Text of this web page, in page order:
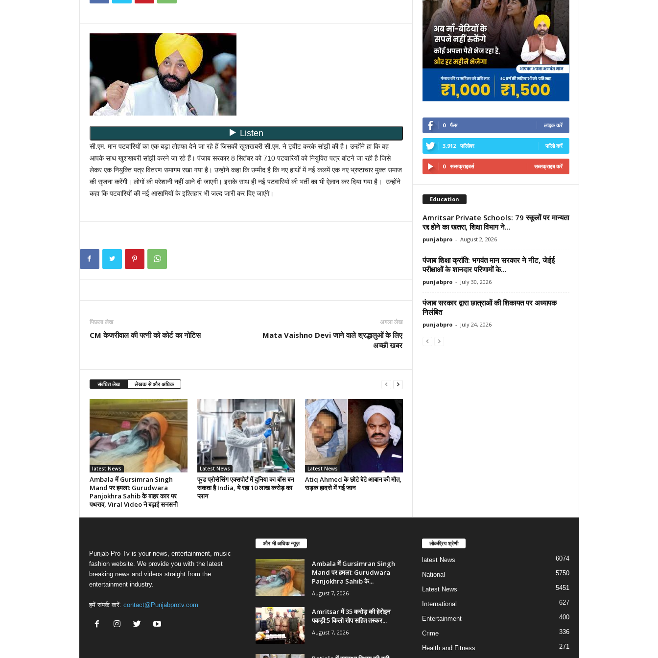
सी.एम. मान पटवारियों का एक बड़ा तोहफा देने जा रहे हैं जिसकी खुशखबरी सी.एम. ने ट्वीट करके सांझी की है। उन्होंने हा कि वह
आपके साथ खुशखबरी सांझी करने जा रहे हैं। पंजाब सरकार 8 सितंबर को 710 पटवारियों को नियुक्ति पत्र बांटने जा रही है जिसे
लेकर एक नियुक्ति पत्र वितरण समागम रखा गया है। उन्होंने कहा कि उम्मीद है कि नए हाथों में नई कलमें एक नए भ्रष्टाचार मुक्त समाज
की सृजना करेंगी। लोगों की परेशानी नहीं आने दी जाएगी। इसके साथ ही नई पटवारियों की भर्ती का भी ऐलान कर दिया गया है। उन्होंने
कहा कि पटवारियों की नई आसामियों के इश्तिहार भी जल्द जारी कर दिए जाएंगे।
पिछला लेख
CM केजरीवाल की पत्नी को कोर्ट का नोटिस
अगला लेख
Mata Vaishno Devi जाने वाले श्रद्धालुओं के लिए
अच्छी खबर
संबंधित लेख लेखक से और अधिक
latest News
Ambala में Gursimran Singh
Mand पर हमला: Gurudwara
Panjokhra Sahib के बाहर कार पर
पथराव, Viral Video ने बढ़ाई सनसनी
Latest News
फूड प्रोसेसिंग एक्सपोर्ट में दुनिया का बॉस बन
सकता है India, ये रहा 10 लाख करोड़ का
प्लान
Latest News
Atiq Ahmed के छोटे बेटे आबान की मौत,
सड़क हादसे में गई जान
0 फैंस लाइक करें
3,912 फॉलोवर फॉलो करें
0 सब्सक्राइबर्स सब्सक्राइब करें
Education
Amritsar Private Schools: 79 स्कूलों पर मान्यता
रद्द होने का खतरा, शिक्षा विभाग ने...
punjabpro - August 2, 2026
पंजाब शिक्षा क्रांति: भगवंत मान सरकार ने नीट, जेईई
परीक्षाओं के शानदार परिणामों के...
punjabpro - July 30, 2026
पंजाब सरकार द्वारा छात्राओं की शिकायत पर अध्यापक
निलंबित
punjabpro - July 24, 2026
Punjab Pro Tv is your news, entertainment, music
fashion website. We provide you with the latest
breaking news and videos straight from the
entertainment industry.
हमें संपर्क करें: contact@Punjabprotv.com
और भी अधिक न्यूज़
Ambala में Gursimran Singh
Mand पर हमला: Gurudwara
Panjokhra Sahib के...
August 7, 2026
Amritsar में 35 करोड़ की हेरोइन
पकड़ी:5 किलो खेप सहित तस्कर...
August 7, 2026
लोकप्रिय श्रेणी
latest News 6074
National 5750
Latest News 5451
International 627
Entertainment 400
Crime 336
Health and Fitness 271